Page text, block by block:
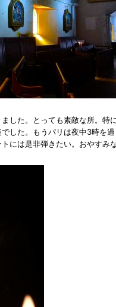
した。とっても素敵な所。特
した。もうパリは夜中3時を
には是非弾きたい。おやすみな